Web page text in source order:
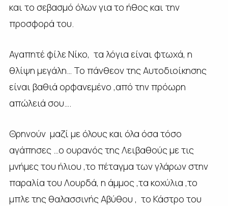
και το σεβασμό όλων για το ήθος και την
προσφορά του.
Αγαπητέ φίλε Νίκο, τα λόγια είναι φτωχά, η
θλίψη μεγάλη… Το πάνθεον της Αυτοδιοίκησης
είναι βαθιά ορφανεμένο ,από την πρόωρη
απώλειά σου….
Θρηνούν μαζί με όλους και όλα όσα τόσο
αγάπησες …ο ουρανός της Λειβαθούς με τις
μνήμες του ήλιου ,το πέταγμα των γλάρων στην
παραλία του Λουρδά, η άμμος ,τα κοχύλια ,το
μπλε της θαλασσινής Αβύθου , το Κάστρο του